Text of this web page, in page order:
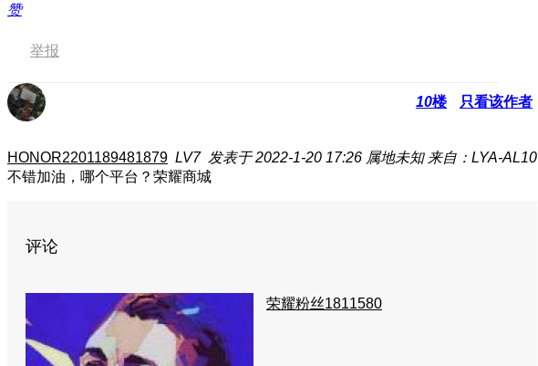
赞
举报
10楼 只看该作者
HONOR2201189481879 LV7 发表于 2022-1-20 17:26 属地未知 来自：LYA-AL10
不错加油，哪个平台？荣耀商城
评论
荣耀粉丝1811580